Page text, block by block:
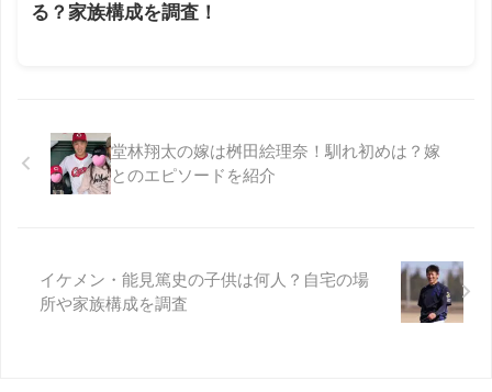
る？家族構成を調査！
堂林翔太の嫁は桝田絵理奈！馴れ初めは？嫁
とのエピソードを紹介
イケメン・能見篤史の子供は何人？自宅の場
所や家族構成を調査